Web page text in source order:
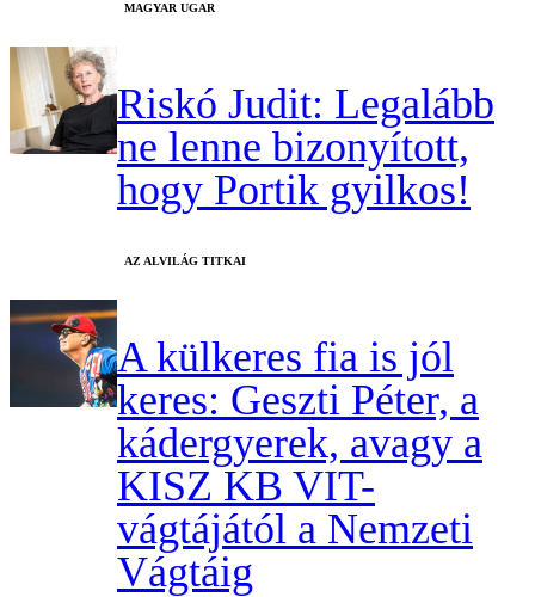
MAGYAR UGAR
Riskó Judit: Legalább
ne lenne bizonyított,
hogy Portik gyilkos!
AZ ALVILÁG TITKAI
A külkeres fia is jól
keres: Geszti Péter, a
kádergyerek, avagy a
KISZ KB VIT-
vágtájától a Nemzeti
Vágtáig